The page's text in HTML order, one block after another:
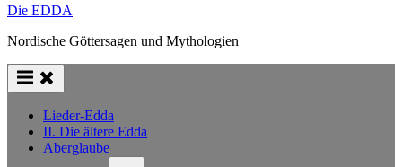
Die EDDA
Nordische Göttersagen und Mythologien
Lieder-Edda
II. Die ältere Edda
Aberglaube